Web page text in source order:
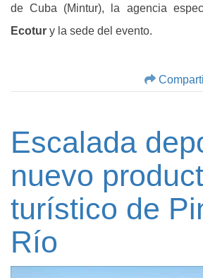
de Cuba (Mintur), la agencia
Ecotur y la sede del evento.
Escalada
nuevo
turístico de
Río